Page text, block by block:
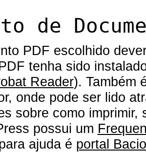
de
PDF escolhido
tenha sido
Reader). Também
onde pode ser lido
sobre como
possui um
ajuda é portal